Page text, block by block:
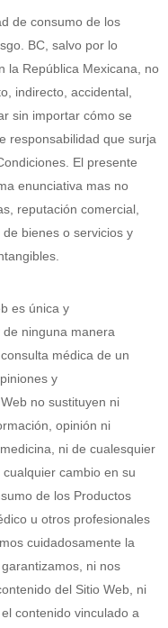
de consumo de los
BC, salvo por lo
la República Mexicana, no
indirecto, accidental,
sin importar cómo se
responsabilidad que surja
El presente
enunciativa mas no
reputación comercial,
bienes o servicios y
es única y
ninguna manera
médica de un
y
no sustituyen ni
opinión ni
ni de cualesquier
cambio en su
de los Productos
u otros profesionales
cuidadosamente la
ni nos
del Sitio Web, ni
contenido vinculado a